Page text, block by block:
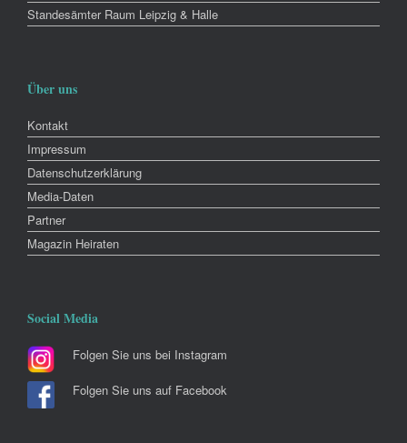
Standesämter Raum Leipzig & Halle
Über uns
Kontakt
Impressum
Datenschutzerklärung
Media-Daten
Partner
Magazin Heiraten
Social Media
Folgen Sie uns bei Instagram
Folgen Sie uns auf Facebook